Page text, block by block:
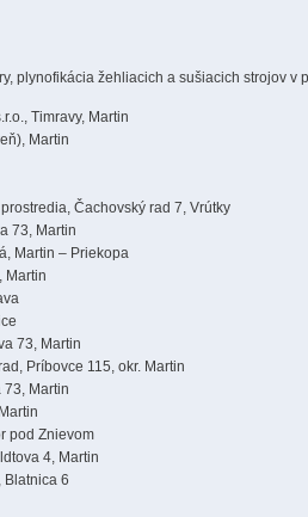
plynofikácia žehliacich a sušiacich strojov v
Timravy, Martin
Martin
Čachovský rad 7, Vrútky
73, Martin
Martin – Priekopa
Martin
73, Martin
Príbovce 115, okr. Martin
73, Martin
pod Znievom
4, Martin
Blatnica 6